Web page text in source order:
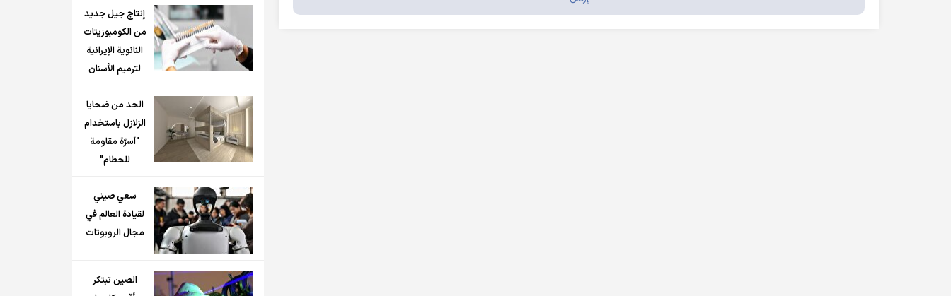
إنتاج جيل جديد
من الكومبوزيتات
النانوية الإيرانية
لترميم الأسنان
الحد من ضحايا
الزلازل باستخدام
"أسرّة مقاومة
للحطام"
سعي صيني
لقيادة العالم في
مجال الروبوتات
الصين تبتكر